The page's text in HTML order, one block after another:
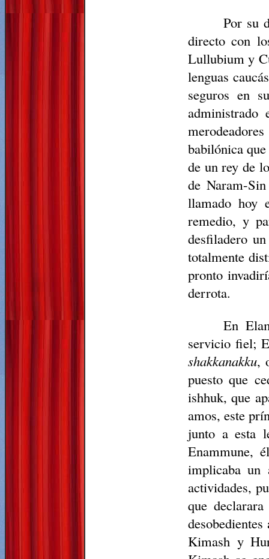
Por su
directo con
Lullubium y
lenguas
seguros en
administrado
babilónica
de un rey de
de Naram-
llamado
remedio, y
desfiladero
totalmente
pronto
derrota.
En
servicio fiel;
shakkanakku,
puesto que
ishhuk, que
amos, este
junto a esta
Enammune,
implicaba un
actividades,
que
Kimash y